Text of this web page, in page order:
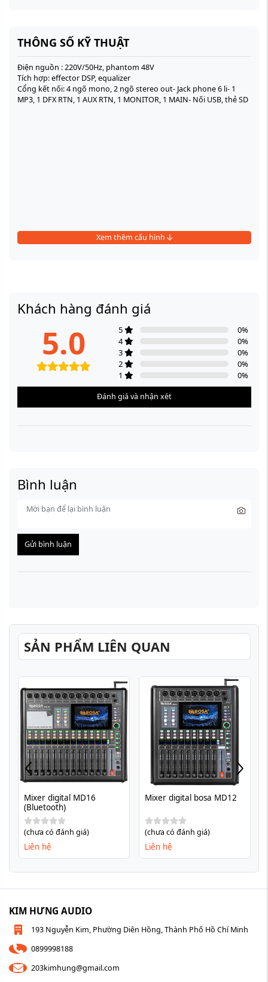
THÔNG SỐ KỸ THUẬT
Điện nguồn : 220V/50Hz, phantom 48V
Tích hợp: effector DSP, equalizer
Cổng kết nối: 4 ngõ mono, 2 ngõ stereo out- Jack phone 6 li- 1
MP3, 1 DFX RTN, 1 AUX RTN, 1 MONITOR, 1 MAIN- Nối USB, thẻ SD
Xem thêm cấu hình
Khách hàng đánh giá
5.0 5 0%
4
0%
3
0%
2
0%
1
0%
Đánh giá và nhận xét
Bình luận
Gửi bình luận
SẢN PHẨM LIÊN QUAN
Mixer digital MD16
(Bluetooth)
(chưa có đánh giá)
Liên hệ
Mixer digital bosa MD12
(chưa có đánh giá)
Liên hệ
KIM HƯNG AUDIO
193 Nguyễn Kim, Phường Diên Hồng, Thành Phố Hồ Chí Minh
0899998188
203kimhung@gmail.com